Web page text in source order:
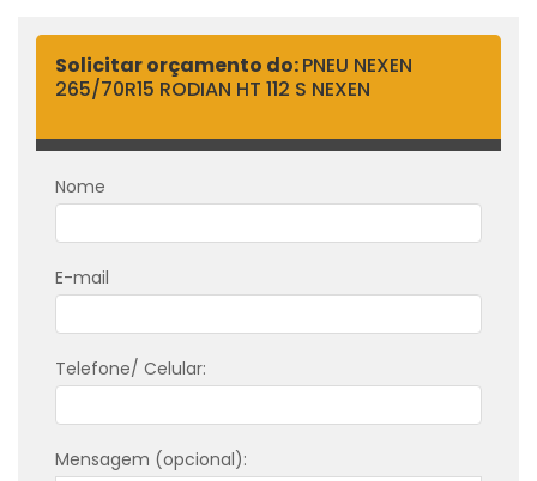
Solicitar orçamento do:PNEU NEXEN
265/70R15 RODIAN HT 112 S NEXEN
Nome
E-mail
Telefone/ Celular:
Mensagem (opcional):